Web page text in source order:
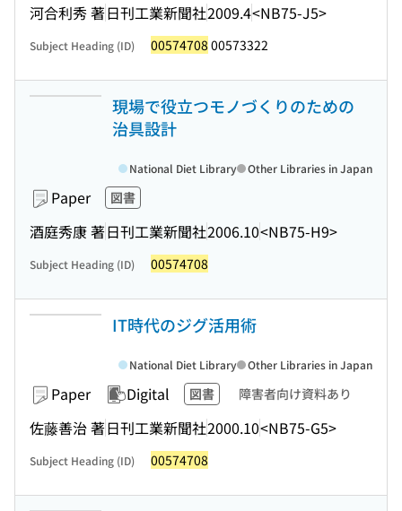
河合利秀 著日刊工業新聞社2009.4<NB75-J5>
Subject Heading (ID) 00574708 00573322
現場で役立つモノづくりのための
治具設計
Paper 図書
酒庭秀康 著日刊工業新聞社2006.10<NB75-H9>
National Diet Library Other Libraries in Japan
Subject Heading (ID) 00574708
IT時代のジグ活用術
Paper Digital 図書 障害者向け資料あり
佐藤善治 著日刊工業新聞社2000.10<NB75-G5>
National Diet Library Other Libraries in Japan
Subject Heading (ID) 00574708